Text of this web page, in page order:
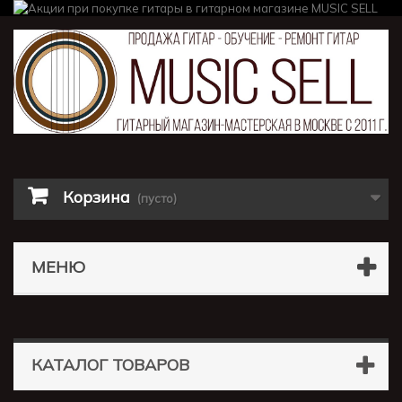
Корзина (пусто)
МЕНЮ
КАТАЛОГ ТОВАРОВ